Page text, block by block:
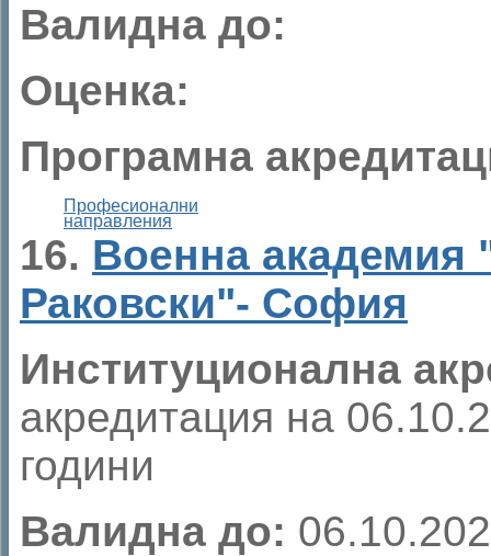
Валидна до:
Оценка:
Програмна
Професионални
направления
16. Военна академия
Раковски"- София
Институционална
акредитация на
години
Валидна до: